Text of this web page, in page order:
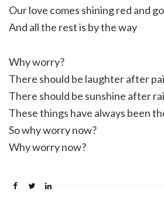
Our love comes shining red and
And all the rest is by the way
Why worry?
There should be laughter after
There should be sunshine after
These things have always been
So why worry now?
Why worry now?